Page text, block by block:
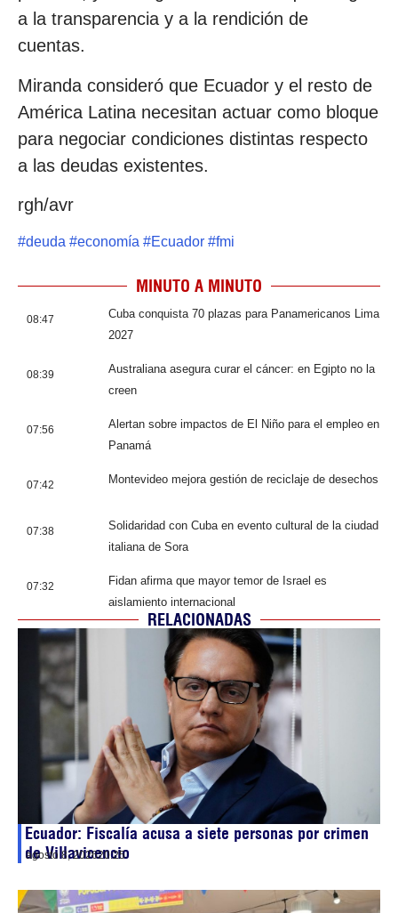
a la transparencia y a la rendición de
cuentas.
Miranda consideró que Ecuador y el resto de
América Latina necesitan actuar como bloque
para negociar condiciones distintas respecto
a las deudas existentes.
rgh/avr
#deuda #economía #Ecuador #fmi
MINUTO A MINUTO
08:47
Cuba conquista 70 plazas para Panamericanos Lima
2027
08:39
Australiana asegura curar el cáncer: en Egipto no la
creen
07:56
Alertan sobre impactos de El Niño para el empleo en
Panamá
07:42 Montevideo mejora gestión de reciclaje de desechos
07:38
Solidaridad con Cuba en evento cultural de la ciudad
italiana de Sora
07:32
Fidan afirma que mayor temor de Israel es
aislamiento internacional
RELACIONADAS
Ecuador: Fiscalía acusa a siete personas por crimen
de Villavicencio
agosto 8, 202620:25